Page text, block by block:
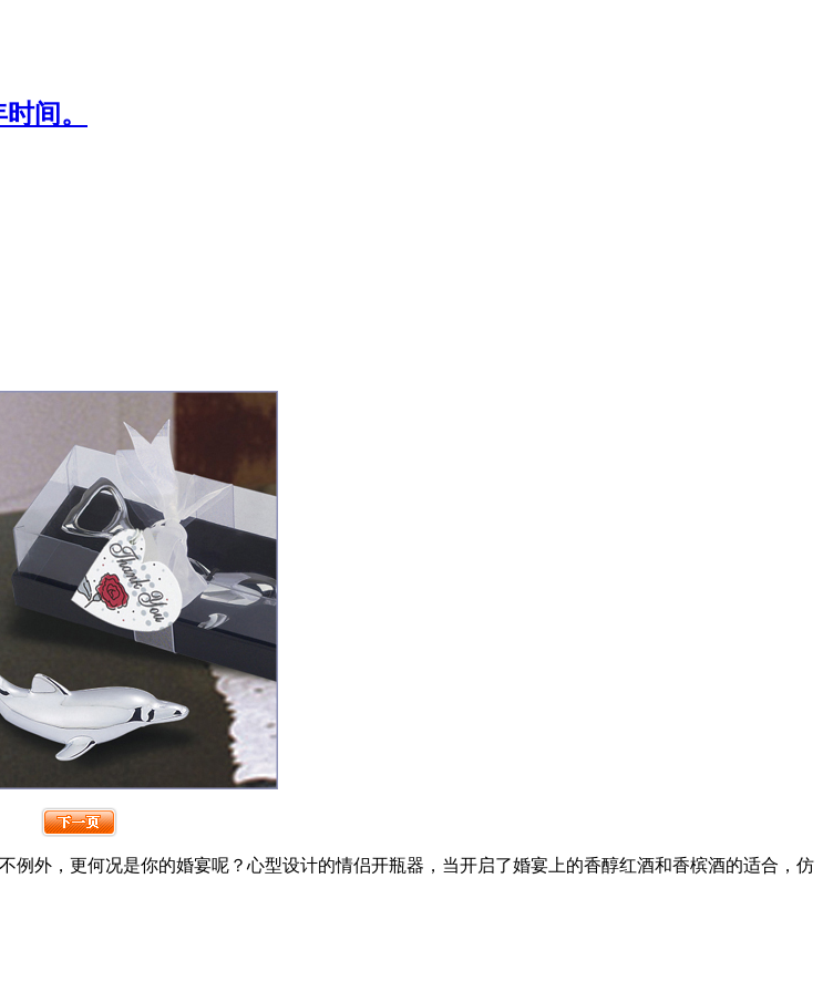
间。
外，更何况是你的婚宴呢？心型设计的情侣开瓶器，当开启了婚宴上的香醇红酒和香槟酒的适合，仿